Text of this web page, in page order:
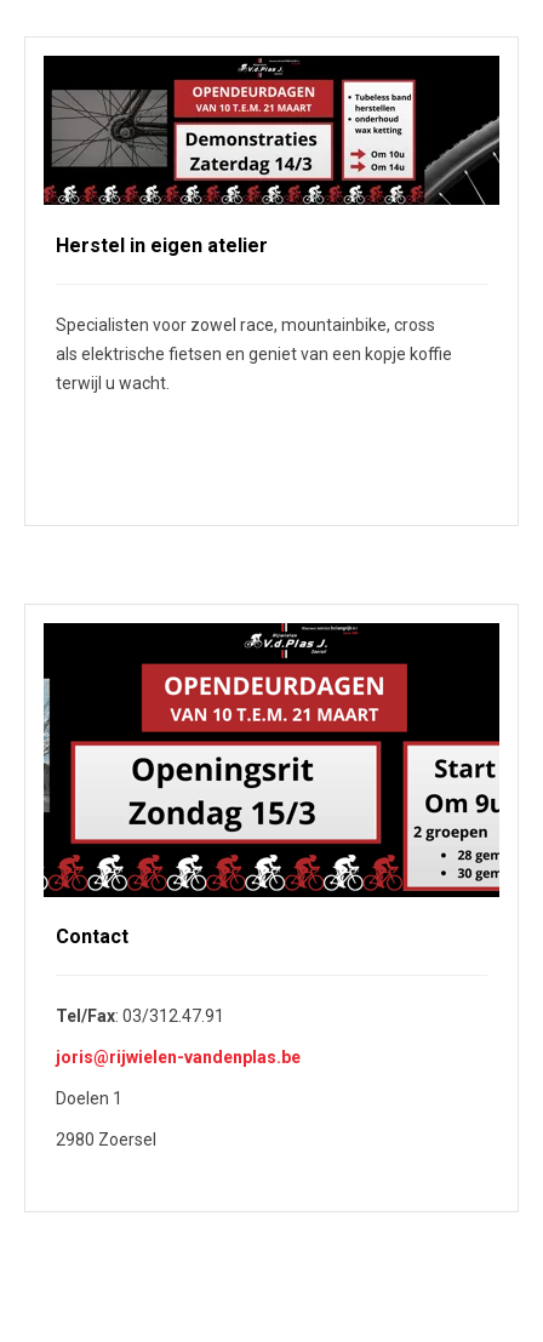
Herstel in eigen atelier
Specialisten voor zowel race, mountainbike, cross
als elektrische fietsen en geniet van een kopje koffie
terwijl u wacht.
Contact
Tel/Fax: 03/312.47.91
joris@rijwielen-vandenplas.be
Doelen 1
2980 Zoersel